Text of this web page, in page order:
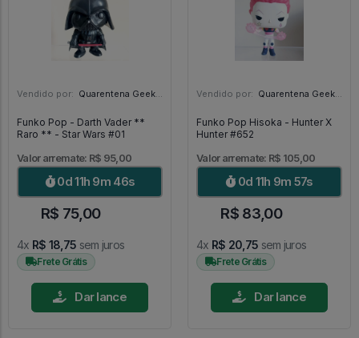
Vendido por: Quarentena Geek Store - SP
Funko Pop - Darth Vader **
Raro ** - Star Wars #01
Valor arremate: R$ 95,00
0d 11h 9m 44s
R$ 75,00
4x R$ 18,75 sem juros
Frete Grátis
Dar lance
Vendido por: Quarentena Geek Store - SP
Funko Pop Hisoka - Hunter X
Hunter #652
Valor arremate: R$ 105,00
0d 11h 9m 55s
R$ 83,00
4x R$ 20,75 sem juros
Frete Grátis
Dar lance